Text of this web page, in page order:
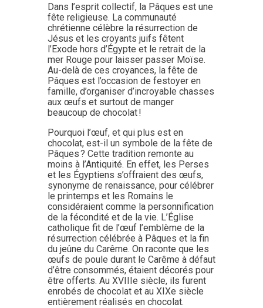
Dans l’esprit collectif, la Pâques est une
fête religieuse. La communauté
chrétienne célèbre la résurrection de
Jésus et les croyants juifs fêtent
l’Exode hors d’Égypte et le retrait de la
mer Rouge pour laisser passer Moïse.
Au-delà de ces croyances, la fête de
Pâques est l’occasion de festoyer en
famille, d’organiser d’incroyable chasses
aux œufs et surtout de manger
beaucoup de chocolat !
Pourquoi l’œuf, et qui plus est en
chocolat, est-il un symbole de la fête de
Pâques ? Cette tradition remonte au
moins à l’Antiquité. En effet, les Perses
et les Égyptiens s’offraient des œufs,
synonyme de renaissance, pour célébrer
le printemps et les Romains le
considéraient comme la personnification
de la fécondité et de la vie. L’Église
catholique fit de l’œuf l’emblème de la
résurrection célébrée à Pâques et la fin
du jeûne du Carême. On raconte que les
œufs de poule durant le Carême à défaut
d’être consommés, étaient décorés pour
être offerts. Au XVIIIe siècle, ils furent
enrobés de chocolat et au XIXe siècle
entièrement réalisés en chocolat.